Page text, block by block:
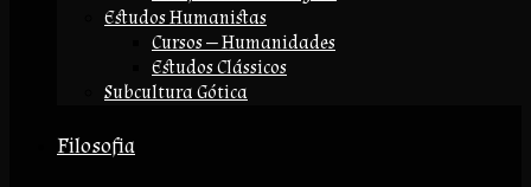
Estudos Humanistas
Cursos — Humanidades
Estudos Clássicos
Subcultura Gótica
Filosofia